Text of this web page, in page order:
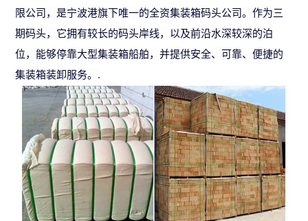
限公司，是宁波港旗下唯一的全资集装箱码头公司。作为三
期码头，它拥有较长的码头岸线，以及前沿水深较深的泊
位，能够停靠大型集装箱船舶，并提供安全、可靠、便捷的
集装箱装卸服务。.